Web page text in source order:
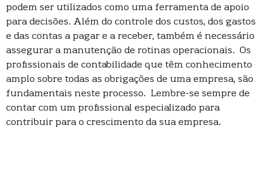
podem ser utilizados como uma ferramenta de apoio
para decisões. Além do controle dos custos, dos gastos
e das contas a pagar e a receber, também é necessário
assegurar a manutenção de rotinas operacionais. Os
profissionais de contabilidade que têm conhecimento
amplo sobre todas as obrigações de uma empresa, são
fundamentais neste processo. Lembre-se sempre de
contar com um profissional especializado para
contribuir para o crescimento da sua empresa.